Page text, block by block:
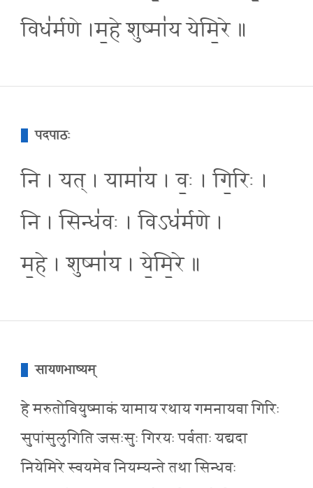
विध॑र्मणे ।म॒हे शुष्मा॑य येमि॒रे ॥
पदपाठः
नि । यत् । यामा॑य । वः॒ । गि॒रिः ।
नि । सिन्ध॑वः । विऽध॑र्मणे ।
म॒हे । शुष्मा॑य । ये॒मि॒रे ॥
सायणभाष्यम्
हे मरुतोवियुष्माकं यामाय रथाय गमनायवा गिरिः
सुपांसुलुगिति जसःसुः गिरयः पर्वताः यद्यदा
नियेमिरे स्वयमेव नियम्यन्ते तथा सिन्धवः